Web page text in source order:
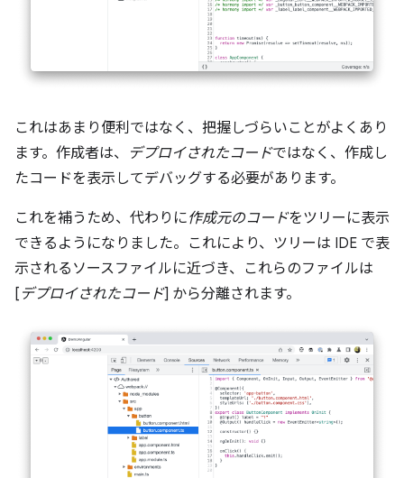
これはあまり便利ではなく、把握しづらいことがよくあり
ます。作成者は、
デプロイされたコードではなく、作成し
たコードを表示してデバッグする必要があります。
これを補うため、代わりに作成元のコードをツリーに表示
できるようになりました。これにより、ツリーは IDE で表
示されるソースファイルに近づき、これらのファイルは
[ デプロイされたコード] から分離されます。